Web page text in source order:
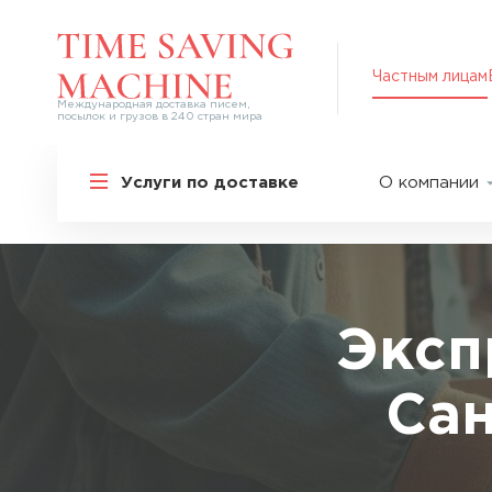
Международная доставка писем,
посылок и грузов в 240 стран мира
Частным лицам
Услуги по доставке
Международная доставка
СНГ
Экспресс-доставка в Россию
Специальные сервисы
Перевозка специальных грузов
О компании
Оплата
Вакансии
Акции